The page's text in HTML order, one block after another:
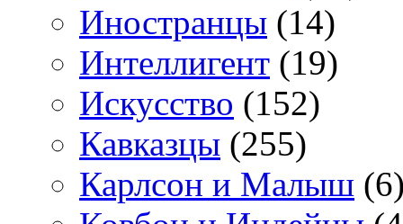
Иностранцы (14)
Интеллигент (19)
Искусство (152)
Кавказцы (255)
Карлсон и Малыш